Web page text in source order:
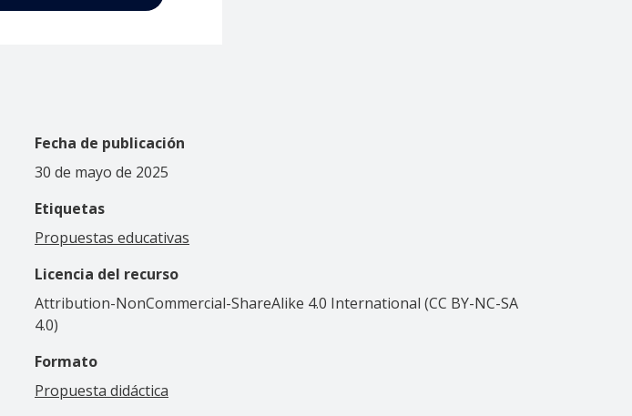
Fecha de publicación
30 de mayo de 2025
Etiquetas
Propuestas educativas
Licencia del recurso
Attribution-NonCommercial-ShareAlike 4.0 International (CC BY-NC-SA
4.0)
Formato
Propuesta didáctica